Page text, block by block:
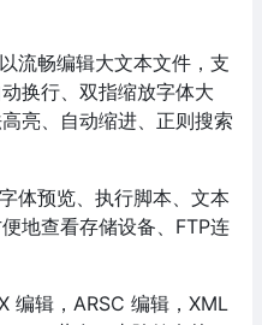
流畅编辑大文本文件，支
换行、双指缩放字体大
亮、自动缩进、正则搜索
体预览、执行脚本、文本
地查看存储设备、FTP连
编辑，ARSC 编辑，XML